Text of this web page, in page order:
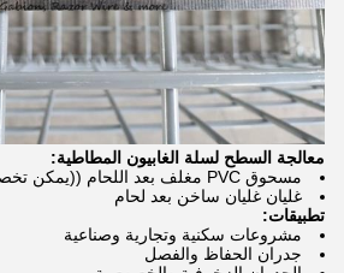
معالجة السطح لسلة الغابيون المطاطية:
مسحوق PVC مغلف بعد اللحام ((يمكن تخصيص اللون)
غليان غليان ساخن بعد لحام
تطبيقات:
مشروعات سكنية وتجارية وصناعية
جدران الحفاظ والفصل